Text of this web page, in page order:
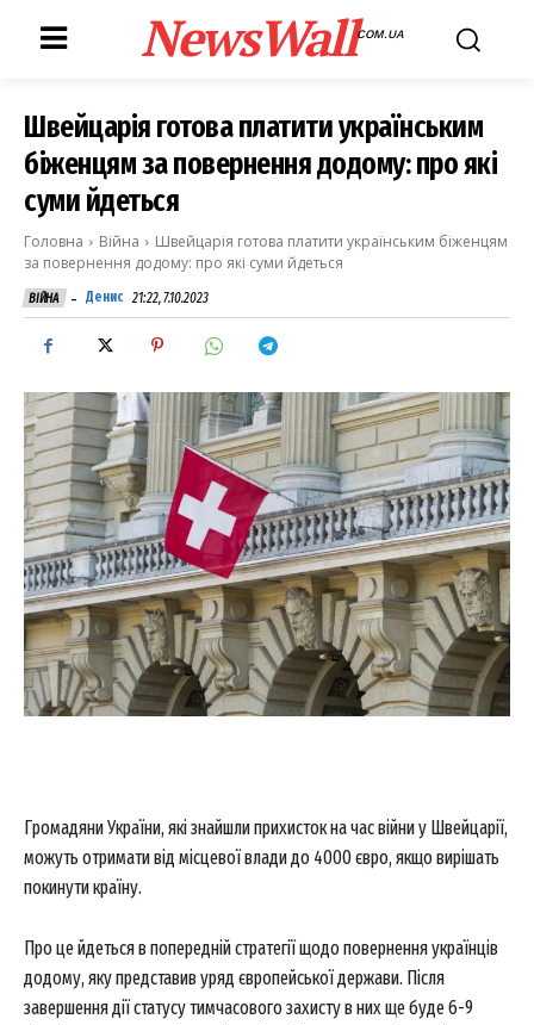
NewsWallCOM.UA
Швейцарія готова платити українським
біженцям за повернення додому: про які
суми йдеться
Головна Війна
Швейцарія готова платити українським біженцям
за повернення додому: про які суми йдеться
ВІЙНА - Денис 21:22, 7.10.2023
Громадяни України, які знайшли прихисток на час війни у Швейцарії,
можуть отримати від місцевої влади до 4000 євро, якщо вирішать
покинути країну.
Про це йдеться в попередній стратегії щодо повернення українців
додому, яку представив уряд європейської держави. Після
завершення дії статусу тимчасового захисту в них ще буде 6-9